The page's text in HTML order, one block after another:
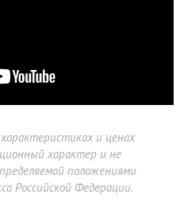
и ценах
характер и не
положениями
Российской Федерации.